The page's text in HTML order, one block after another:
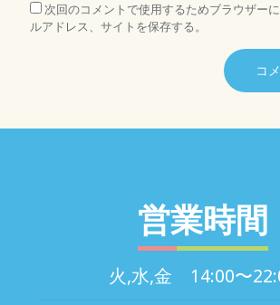
次回のコメントで使用するためブラウザー
ルアドレス、サイトを保存する。
営業時間
火,水,金 14:00〜